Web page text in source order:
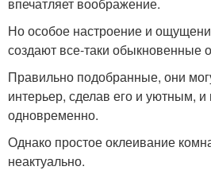
впечатляет воображение.
Но особое настроение и
создают все-таки обыкновенные
Правильно подобранные, они
интерьер, сделав его и уютным,
одновременно.
Однако простое оклеивание
неактуально.